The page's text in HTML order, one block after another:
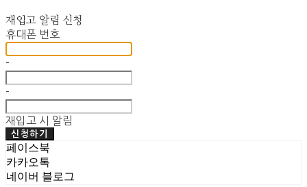
재입고 알림 신청
휴대폰 번호
-
-
재입고 시 알림
신청하기
페이스북
카카오톡
네이버 블로그